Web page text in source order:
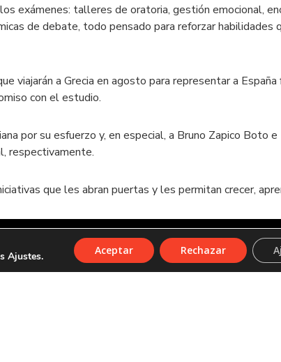
exámenes: talleres de oratoria, gestión emocional,
de debate, todo pensado para reforzar habilidades
viajarán a Grecia en agosto para representar a
con el estudio.
por su esfuerzo y, en especial, a Bruno Zapico Boto
respectivamente.
que les abran puertas y les permitan crecer,
Ajustes.
Aceptar Rechazar